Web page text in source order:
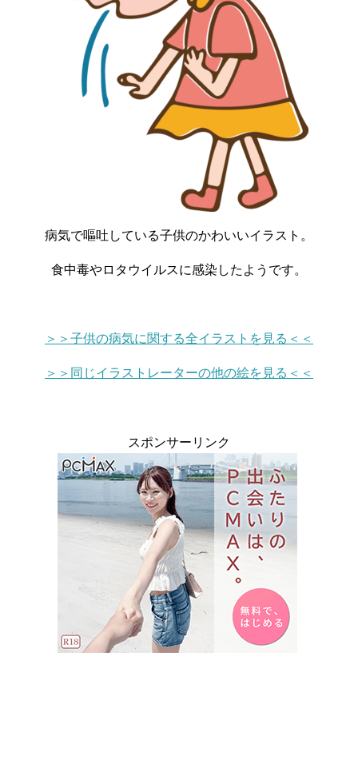
病気で嘔吐している子供のかわいいイラスト。
食中毒やロタウイルスに感染したようです。
＞＞子供の病気に関する全イラストを見る＜＜
＞＞同じイラストレーターの他の絵を見る＜＜
スポンサーリンク